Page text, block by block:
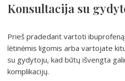
Konsultacija su
Prieš pradedant vartoti
lėtinėmis ligomis arba vartojate
su gydytoju, kad būtų išvengta
komplikacijų.